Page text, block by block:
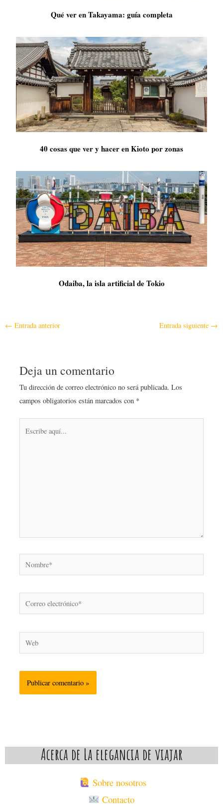
Qué ver en Takayama: guía completa
40 cosas que ver y hacer en Kioto por zonas
Odaiba, la isla artificial de Tokio
← Entrada anterior Entrada siguiente →
Deja un comentario
Tu dirección de correo electrónico no será publicada. Los
campos obligatorios están marcados con *
Nombre*
Correo
electrónico*
Web
Acerca de La elegancia de viajar
Sobre nosotros
Contacto